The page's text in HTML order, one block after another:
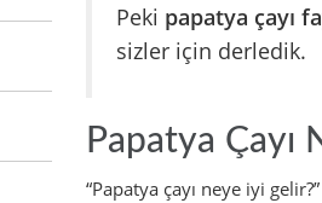
Peki papatya çayı
sizler için derledik.
Papatya Çayı
“Papatya çayı neye iyi